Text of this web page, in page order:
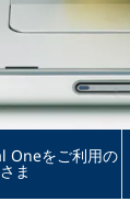
Oneをご利用の
ま